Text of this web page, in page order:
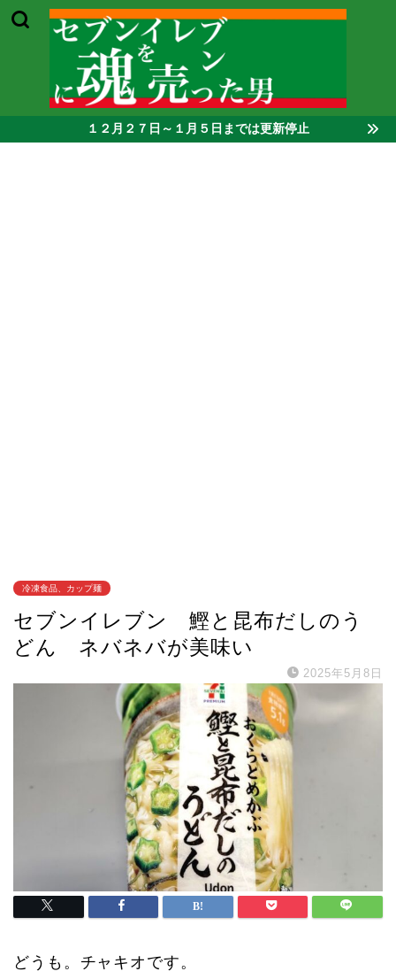
１２月２７日～１月５日までは更新停止
冷凍食品、カップ麺
セブンイレブン 鰹と昆布だしのう
どん ネバネバが美味い
2025年5月8日
どうも。チャキオです。